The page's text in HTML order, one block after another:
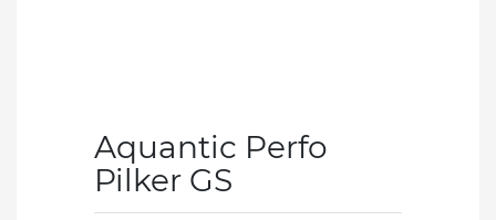
Aquantic Perfo
Pilker GS